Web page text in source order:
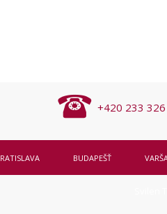
+420 233
BUDAPEŠŤ